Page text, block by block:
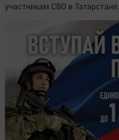
участникам СВО в Татарстане.